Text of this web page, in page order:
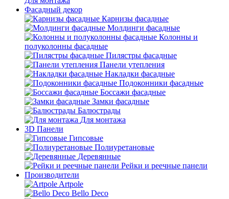
Фасадный декор
Карнизы фасадные
Молдинги фасадные
Колонны и
полуколонны фасадные
Пилястры фасадные
Панели утепления
Накладки фасадные
Подоконники фасадные
Боссажи фасадные
Замки фасадные
Балюстрады
Для монтажа
3D Панели
Гипсовые
Полиуретановые
Деревянные
Рейки и реечные панели
Производители
Artpole
Bello Deco